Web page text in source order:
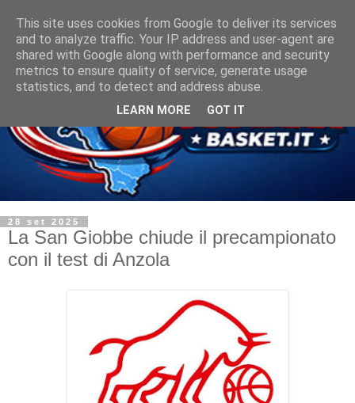
28 set 2025
La San Giobbe chiude il precampionato
con il test di Anzola
This site uses cookies from Google to deliver its services
and to analyze traffic. Your IP address and user-agent are
shared with Google along with performance and security
metrics to ensure quality of service, generate usage
statistics, and to detect and address abuse.
LEARN MORE GOT IT